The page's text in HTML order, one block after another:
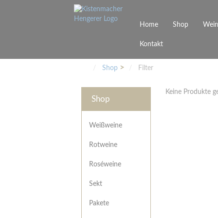
Home Shop
Weißweine
Roséweine
Junges Schwaben
Veranstaltungen
Kontakt
Shop Filter
Shop
Weißweine
Rotweine
Roséweine
Sekt
Pakete
Keine Produkte